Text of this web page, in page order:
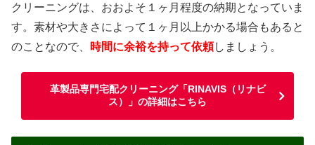
クリーニングは、おおよそ１ヶ月程度の納期となっていま
す。素材や大きさによって１ヶ月以上かかる場合もあると
のことなので、
時間に余裕を持って依頼しましょう。
革製品専門宅配クリーニング「RINAVIS（リナビ
ス）」の詳細はこちら